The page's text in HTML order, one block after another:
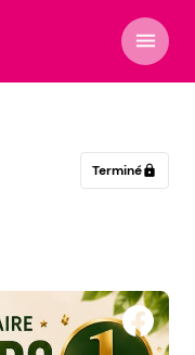
menu
Terminélock